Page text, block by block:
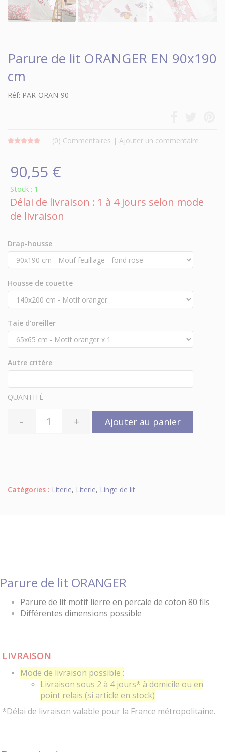
Parure de lit ORANGER EN 90x190
cm
Réf: PAR-ORAN-90
(0) Commentaires | Ajouter un commentaire
90,55 €
Stock : 1
Délai de livraison : 1 à 4 jours selon mode
de livraison
Drap-housse
Housse de couette
Taie d'oreiller
Autre critère
QUANTITÉ
- + Ajouter au panier
Catégories : Literie, Literie, Linge de lit
Parure de lit ORANGER
Parure de lit motif lierre en percale de coton 80 fils
Différentes dimensions possible
LIVRAISON
Mode de livraison possible :
Livraison sous 2 à 4 jours* à domicile ou en
point relais (si article en stock)
*Délai de livraison valable pour la France métropolitaine.